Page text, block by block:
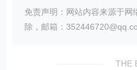
免责声明：网站内容来源于网
除，邮箱：
THE